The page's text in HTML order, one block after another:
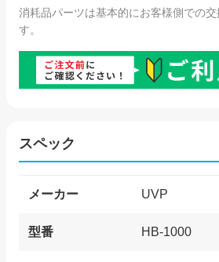
消耗品パーツは基本的にお客様側での
す。
スペック
メーカー UVP
型番 HB-1000